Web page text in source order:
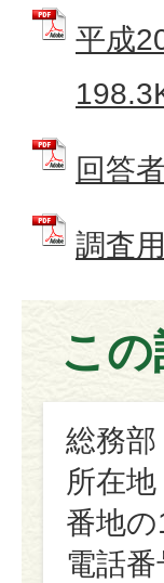
平成
回答
調査
こ
総務
所在
番地の
電話番